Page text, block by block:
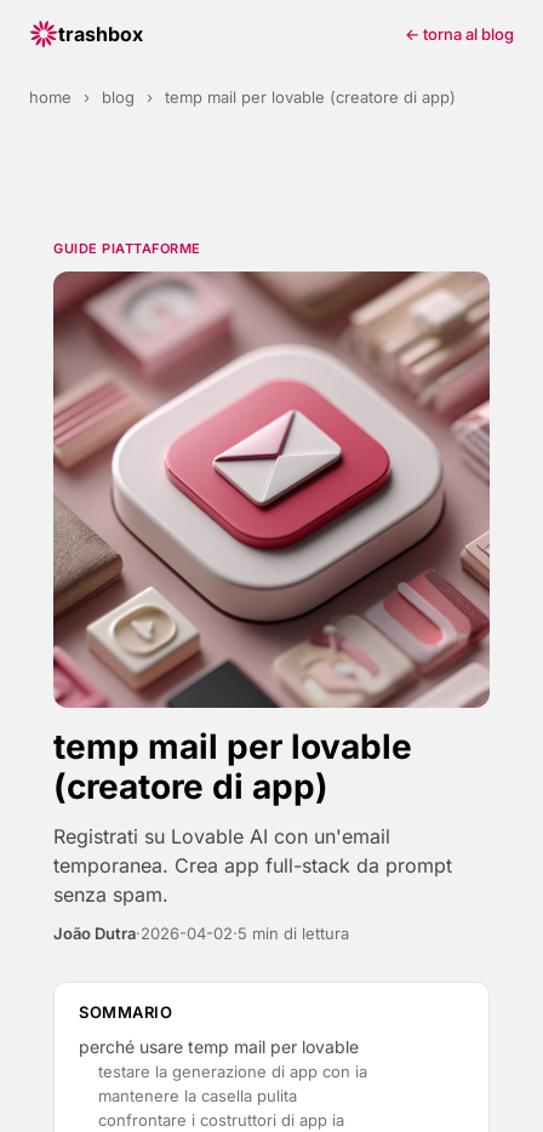
trashbox ← torna al blog
home › blog › temp mail per lovable (creatore di app)
GUIDE PIATTAFORME
temp mail per lovable
(creatore di app)
Registrati su Lovable AI con un'email
temporanea. Crea app full-stack da prompt
senza spam.
João Dutra·2026-04-02·5 min di lettura
SOMMARIO
perché usare temp mail per lovable
testare la generazione di app con ia
mantenere la casella pulita
confrontare i costruttori di app ia